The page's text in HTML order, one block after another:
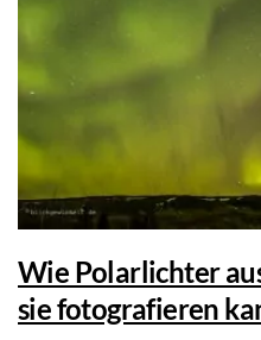
Wie Polarlichter
sie fotografieren